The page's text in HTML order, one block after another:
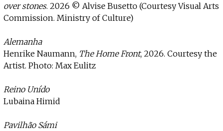
over stones. 2026 © Alvise Busetto (Courtesy Visual Arts
Commission. Ministry of Culture)
Alemanha
Henrike Naumann, The Home Front, 2026. Courtesy the
Artist. Photo: Max Eulitz
Reino Unído
Lubaina Himid
Pavilhão Sámi